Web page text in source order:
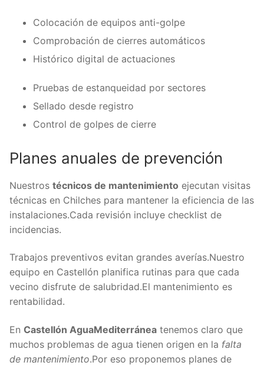
Colocación de equipos anti-golpe
Comprobación de cierres automáticos
Histórico digital de actuaciones
Pruebas de estanqueidad por sectores
Sellado desde registro
Control de golpes de cierre
Planes anuales de prevención
Nuestros técnicos de mantenimiento ejecutan visitas
técnicas en Chilches para mantener la eficiencia de las
instalaciones.Cada revisión incluye checklist de
incidencias.
Trabajos preventivos evitan grandes averías.Nuestro
equipo en Castellón planifica rutinas para que cada
vecino disfrute de salubridad.El mantenimiento es
rentabilidad.
En Castellón AguaMediterránea tenemos claro que
muchos problemas de agua tienen origen en la falta
de mantenimiento.Por eso proponemos planes de